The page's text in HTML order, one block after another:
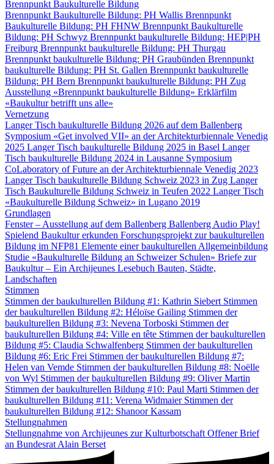
Brennpunkt Baukulturelle Bildung
Brennpunkt Baukulturelle Bildung: PH Wallis Brennpunkt
Baukulturelle Bildung: PH FHNW Brennpunkt Baukulturelle
Bildung: PH Schwyz Brennpunkt baukulturelle Bildung: HEP|PH
Freiburg Brennpunkt baukulturelle Bildung: PH Thurgau
Brennpunkt baukulturelle Bildung: PH Graubünden Brennpunkt
baukulturelle Bildung: PH St. Gallen Brennpunkt baukulturelle
Bildung: PH Bern Brennpunkt baukulturelle Bildung: PH Zug
Ausstellung «Brennpunkt baukulturelle Bildung» Erklärfilm
«Baukultur betrifft uns alle»
Vernetzung
Langer Tisch baukulturelle Bildung 2026 auf dem Ballenberg
Symposium «Get involved VII» an der Architekturbiennale Venedig
2025 Langer Tisch baukulturelle Bildung 2025 in Basel Langer
Tisch baukulturelle Bildung 2024 in Lausanne Symposium
CoLaboratory of Future an der Architekturbiennale Venedig 2023
Langer Tisch baukulturelle Bildung Schweiz 2023 in Zug Langer
Tisch Baukulturelle Bildung Schweiz in Teufen 2022 Langer Tisch
«Baukulturelle Bildung Schweiz» in Lugano 2019
Grundlagen
Fenster – Ausstellung auf dem Ballenberg Ballenberg Audio Play!
Spielend Baukultur erkunden Forschungsprojekt zur baukulturellen
Bildung im NFP81 Elemente einer baukulturellen Allgemeinbildung
Studie «Baukulturelle Bildung an Schweizer Schulen» Briefe zur
Baukultur – Ein Archijeunes Lesebuch Bauten, Städte,
Landschaften
Stimmen
Stimmen der baukulturellen Bildung #1: Kathrin Siebert Stimmen
der baukulturellen Bildung #2: Héloïse Gailing Stimmen der
baukulturellen Bildung #3: Nevena Torboski Stimmen der
baukulturellen Bildung #4: Ville en tête Stimmen der baukulturellen
Bildung #5: Claudia Schwalfenberg Stimmen der baukulturellen
Bildung #6: Eric Frei Stimmen der baukulturellen Bildung #7:
Helen van Vemde Stimmen der baukulturellen Bildung #8: Noëlle
von Wyl Stimmen der baukulturellen Bildung #9: Oliver Martin
Stimmen der baukulturellen Bildung #10: Paul Marti Stimmen der
baukulturellen Bildung #11: Verena Widmaier Stimmen der
baukulturellen Bildung #12: Shanoor Kassam
Stellungnahmen
Stellungnahme von Archijeunes zur Kulturbotschaft Offener Brief
an Bundesrat Alain Berset